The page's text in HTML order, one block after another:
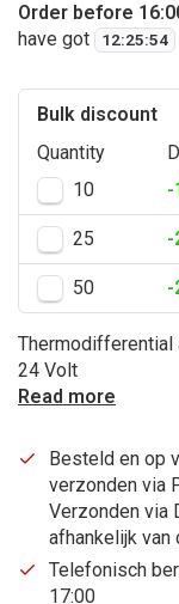
Order before
have got
12:25:53
Bulk discount
Quantity
10
-
25 -
50 -
Thermodifferential
24 Volt
Read more
Besteld en op
verzonden via
Verzonden via
afhankelijk van
Telefonisch
17:00